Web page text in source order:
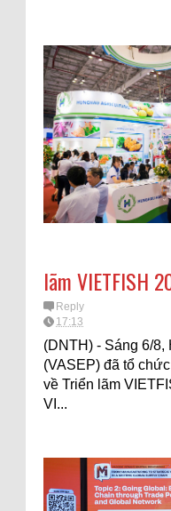
lãm VIETFISH
Reply
17:13
(DNTH) - Sáng 6/8,
(VASEP) đã tổ
về Triển lãm
VI...